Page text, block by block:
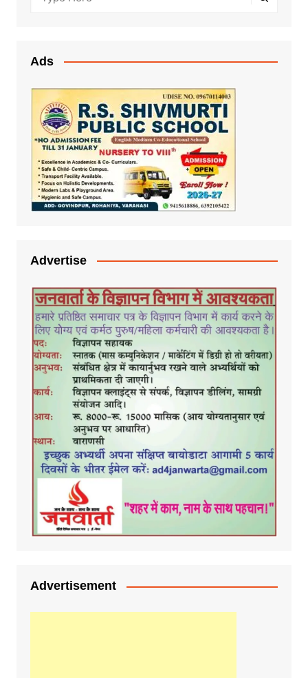
Ads
Advertise
Advertisement